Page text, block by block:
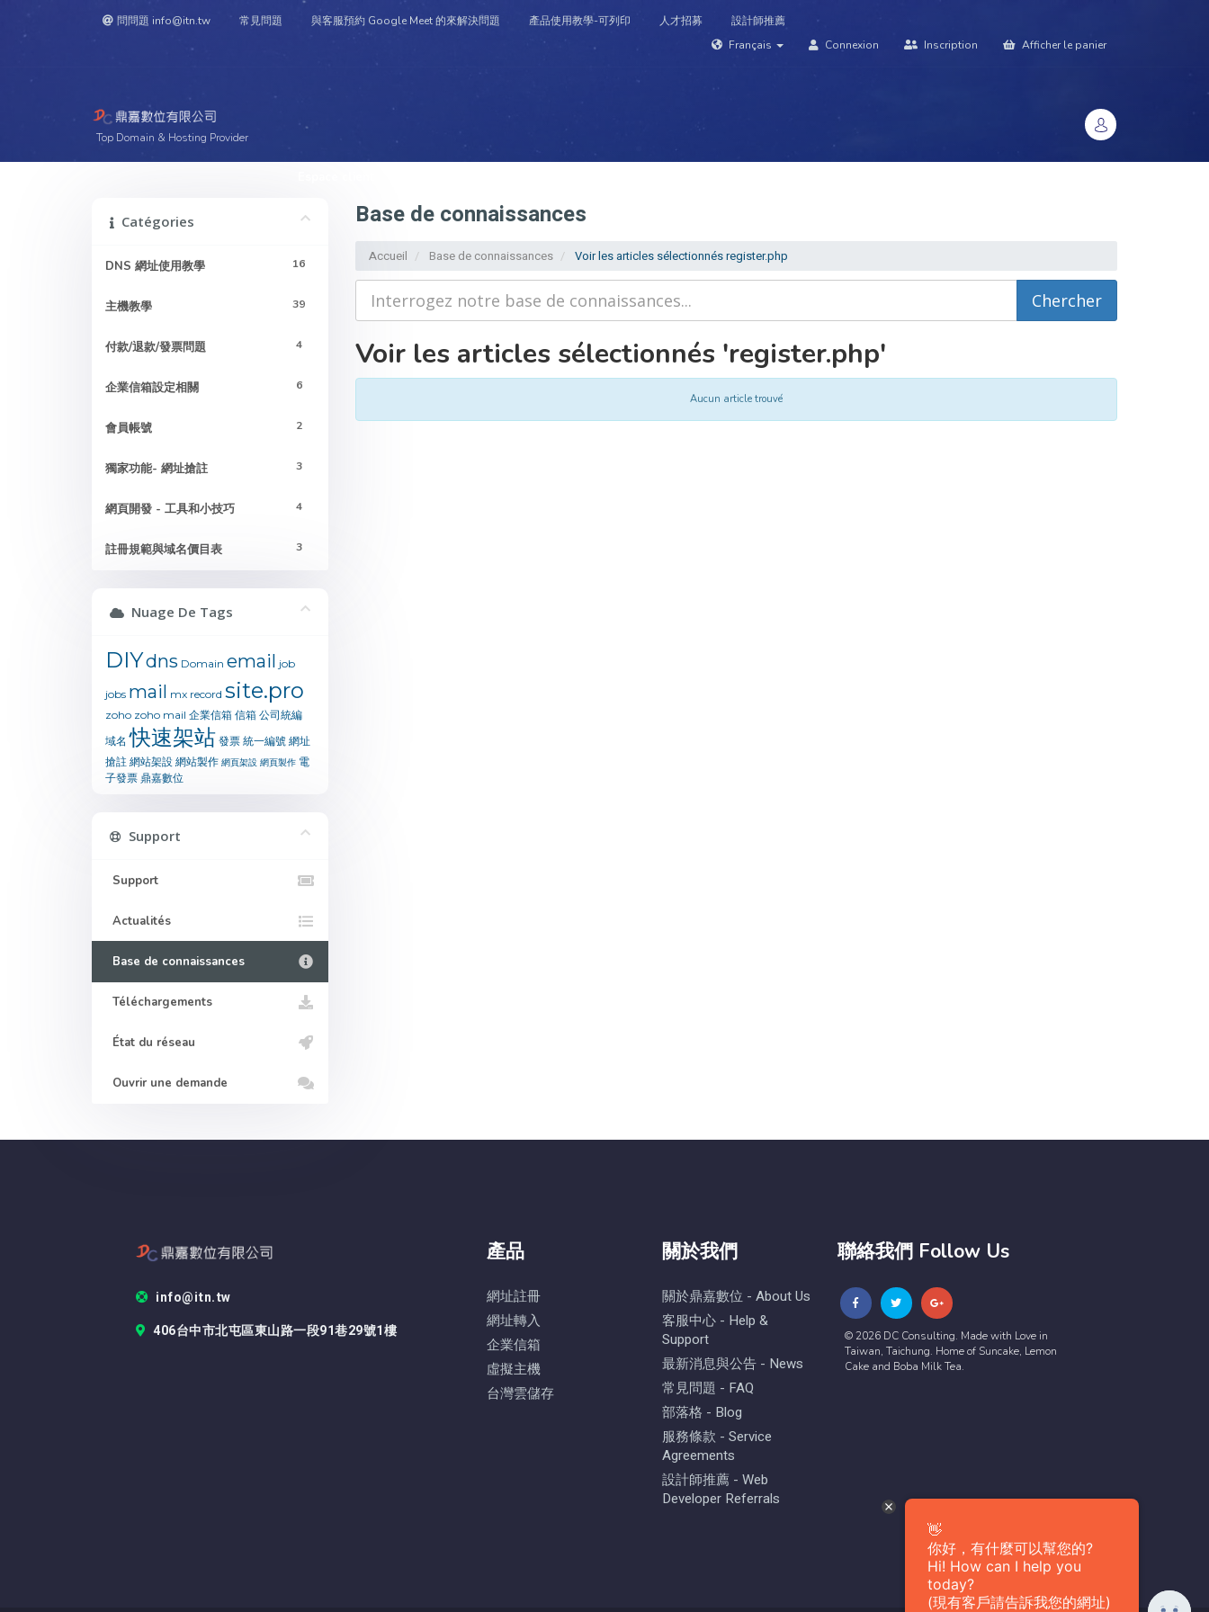
問問題 info@itn.tw 常見問題 與客服預約 Google Meet 的來解決問題 產品使用教學-可列印 人才招募
設計師推薦
Français
Connexion Inscription Afficher le panier
Top Domain & Hosting Provider
Base de connaissances
Accueil Base de connaissances Voir les articles sélectionnés register.php
Catégories
16
DNS 網址使用教學
39
主機教學
4
付款/退款/發票問題
6
企業信箱設定相關
2
會員帳號
3
獨家功能- 網址搶註
4
網頁開發 - 工具和小技巧
3
註冊規範與域名價目表
Voir les articles sélectionnés 'register.php'
Aucun article trouvé
Nuage De Tags
DIYdns Domain email job
jobs mail mx record site.pro
zoho zoho mail 企業信箱 信箱 公司統編
域名 快速架站 發票 統一編號 網址
搶註 網站架設 網站製作 網頁架設 網頁製作 電
子發票 鼎嘉數位
Support
Support
Actualités
Base de connaissances
Téléchargements
État du réseau
Ouvrir une demande
info@itn.tw
406台中市北屯區東山路一段91巷29號1樓
產品
網址註冊
網址轉入
企業信箱
虛擬主機
台灣雲儲存
關於我們
關於鼎嘉數位 - About Us
客服中心 - Help &
Support
最新消息與公告 - News
常見問題 - FAQ
部落格 - Blog
服務條款 - Service
Agreements
設計師推薦 - Web
Developer Referrals
聯絡我們 Follow Us
© 2026 DC Consulting. Made with Love in
Taiwan, Taichung. Home of Suncake, Lemon
Cake and Boba Milk Tea.
👋
你好，有什麼可以幫您的?
Hi! How can I help you
today?
(現有客戶請告訴我您的網址)